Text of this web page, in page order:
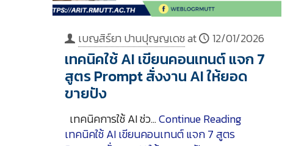
เบญสิร์ยา ปานปุญญเดชat 12/01/2026
เทคนิคใช้ AI เขียนคอนเทนต์ แจก 7
สูตร Prompt สั่งงาน AI ให้ยอด
ขายปัง
เทคนิคการใช้ AI ช่ว…Continue Reading
เทคนิคใช้ AI เขียนคอนเทนต์ แจก 7 สูตร